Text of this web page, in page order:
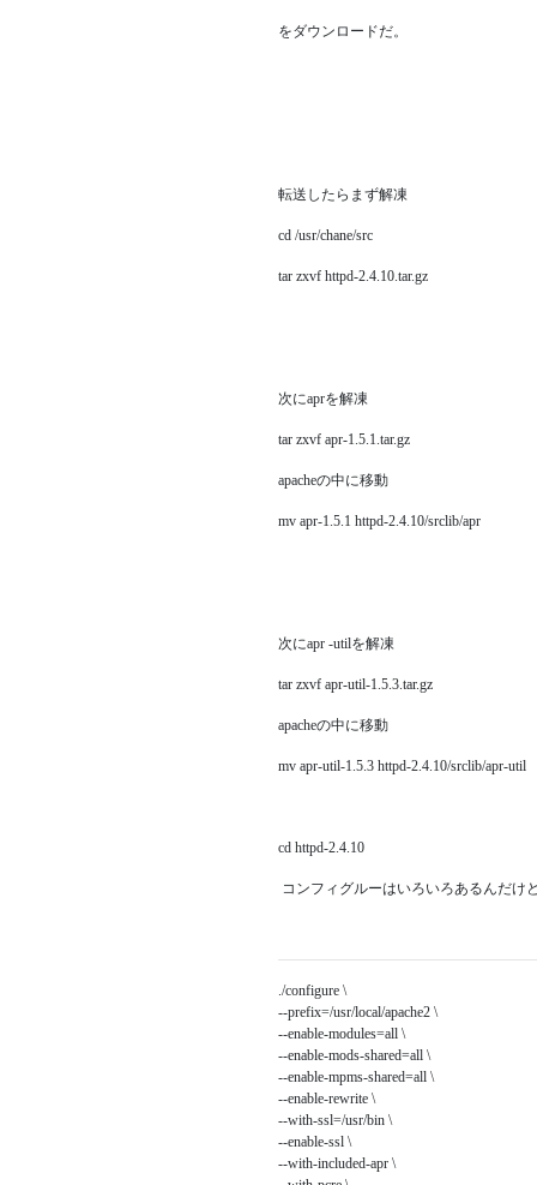
をダウンロードだ。
転送したらまず解凍
cd /usr/chane/src
tar zxvf httpd-2.4.10.tar.gz
次にaprを解凍
tar zxvf apr-1.5.1.tar.gz
apacheの中に移動
mv apr-1.5.1 httpd-2.4.10/srclib/apr
次にapr -utilを解凍
tar zxvf apr-util-1.5.3.tar.gz
apacheの中に移動
mv apr-util-1.5.3 httpd-2.4.10/srclib/apr-util
cd httpd-2.4.10
コンフィグルーはいろいろあるんだけ
./configure \
--prefix=/usr/local/apache2 \
--enable-modules=all \
--enable-mods-shared=all \
--enable-mpms-shared=all \
--enable-rewrite \
--with-ssl=/usr/bin \
--enable-ssl \
--with-included-apr \